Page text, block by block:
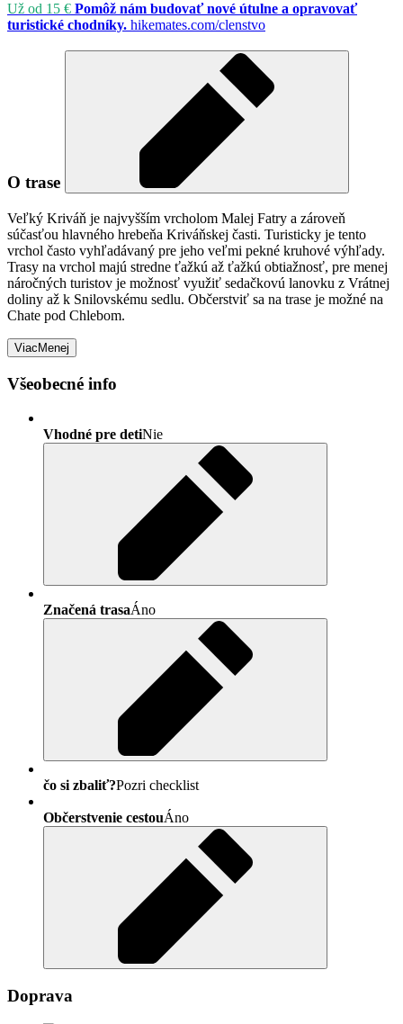
Už od 15 € Pomôž nám budovať nové útulne a opravovať
turistické chodníky. hikemates.com/clenstvo
O trase
Veľký Kriváň je najvyšším vrcholom Malej Fatry a zároveň
súčasťou hlavného hrebeňa Kriváňskej časti. Turisticky je tento
vrchol často vyhľadávaný pre jeho veľmi pekné kruhové výhľady.
Trasy na vrchol majú stredne ťažkú až ťažkú obtiažnosť, pre menej
náročných turistov je možnosť využiť sedačkovú lanovku z Vrátnej
doliny až k Snilovskému sedlu. Občerstviť sa na trase je možné na
Chate pod Chlebom.
Viac Menej
Všeobecné info
Vhodné pre detiNie
Značená trasaÁno
čo si zbaliť?Pozri checklist
Občerstvenie cestouÁno
Doprava